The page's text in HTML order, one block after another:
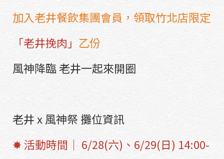
加入老井餐飲集團會員，領取竹北店限定
「老井挽肉」 乙份
風神降臨 老井一起來開圈
老井 x 風神祭 攤位資訊
✸ 活動時間｜ 6/28(六)、6/29(日) 14:00-